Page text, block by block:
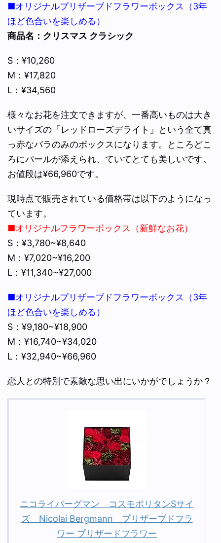
■オリジナルプリザーブドフラワーボックス（3年
ほど色合いを楽しめる）
商品名：クリスマス クラシック
S：¥10,260
M：¥17,820
L：¥34,560
様々なお花を注文できますが、一番高いものは大き
いサイズの「レッドローズデライト」という全て真
っ赤なバラのみのボックスになります。ところどこ
ろにパールが添えられ、ていてとても美しいです。
お値段は¥66,960です。
現時点で販売されている価格帯は以下のようになっ
ています。
■オリジナルフラワーボックス（新鮮なお花）
S：¥3,780~¥8,640
M：¥7,020~¥16,200
L：¥11,340~¥27,000
■オリジナルプリザーブドフラワーボックス（3年
ほど色合いを楽しめる）
S：¥9,180~¥18,900
M：¥16,740~¥34,020
L：¥32,940~¥66,960
恋人との特別で素敵な思い出にいかがでしょうか？
ニコライバーグマン コスモポリタンSサイ
ズ Nicolai Bergmann プリザーブドフラ
ワー プリザードフラワー